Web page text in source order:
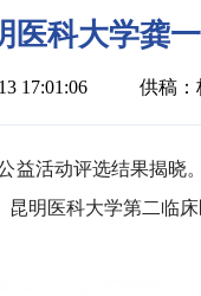
医科大学龚
17:01:06 供稿：
益活动评选结果揭
明医科大学第二临